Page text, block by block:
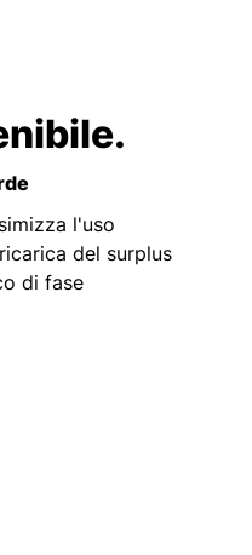
l'uso
del surplus
di fase